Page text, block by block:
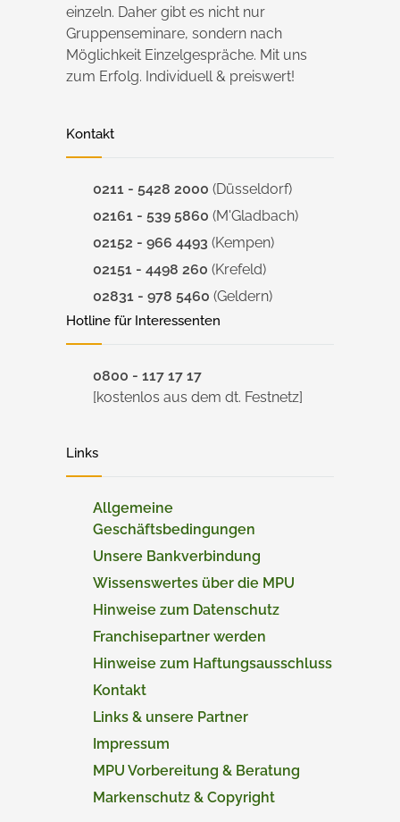
einzeln. Daher gibt es nicht nur
Gruppenseminare, sondern nach
Möglichkeit Einzelgespräche. Mit uns
zum Erfolg. Individuell & preiswert!
Kontakt
0211 - 5428 2000 (Düsseldorf)
02161 - 539 5860 (M'Gladbach)
02152 - 966 4493 (Kempen)
02151 - 4498 260 (Krefeld)
02831 - 978 5460 (Geldern)
Hotline für Interessenten
0800 - 117 17 17
[kostenlos aus dem dt. Festnetz]
Links
Allgemeine
Geschäftsbedingungen
Unsere Bankverbindung
Wissenswertes über die MPU
Hinweise zum Datenschutz
Franchisepartner werden
Hinweise zum Haftungsausschluss
Kontakt
Links & unsere Partner
Impressum
MPU Vorbereitung & Beratung
Markenschutz & Copyright